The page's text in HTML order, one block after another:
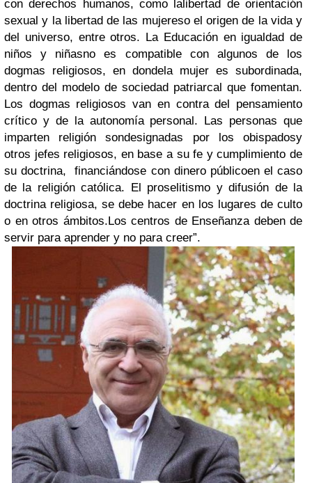
con derechos humanos, como lalibertad de orientación
sexual y la libertad de las mujereso el origen de la vida y
del universo, entre otros. La Educación en igualdad de
niños y niñasno es compatible con algunos de los
dogmas religiosos, en dondela mujer es subordinada,
dentro del modelo de sociedad patriarcal que fomentan.
Los dogmas religiosos van en contra del pensamiento
crítico y de la autonomía personal. Las personas que
imparten religión sondesignadas por los obispadosy
otros jefes religiosos, en base a su fe y cumplimiento de
su doctrina,financiándose con dinero públicoen el caso
de la religión católica. El proselitismo y difusión de la
doctrina religiosa, se debe hacer en los lugares de culto
o en otros ámbitos.Los centros de Enseñanza deben de
servir para aprender y no para creer”.